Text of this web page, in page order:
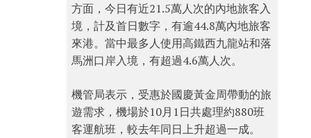
方面，今日有近21.5萬人次的內地旅客入
境，計及首日數字，有逾44.8萬內地旅客
來港。當中最多人使用高鐵西九龍站和落
馬洲口岸入境，有超過4.6萬人次。
機管局表示，受惠於國慶黃金周帶動的旅
遊需求，機場於10月1日共處理約880班
客運航班，較去年同日上升超過一成。